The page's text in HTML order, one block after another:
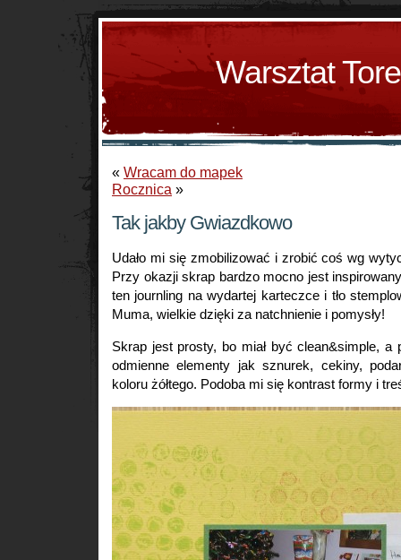
Warsztat
« Wracam do mapek
Rocznica »
Tak jakby Gwiazdkowo
Udało mi się zmobilizować i zrobić coś wg
Przy okazji skrap bardzo mocno jest
ten journling na wydartej karteczce i tło
Muma, wielkie dzięki za natchnienie i pomysły!
Skrap jest prosty, bo miał być clean&simple, a
odmienne elementy jak sznurek, cekiny,
koloru żółtego. Podoba mi się kontrast formy i